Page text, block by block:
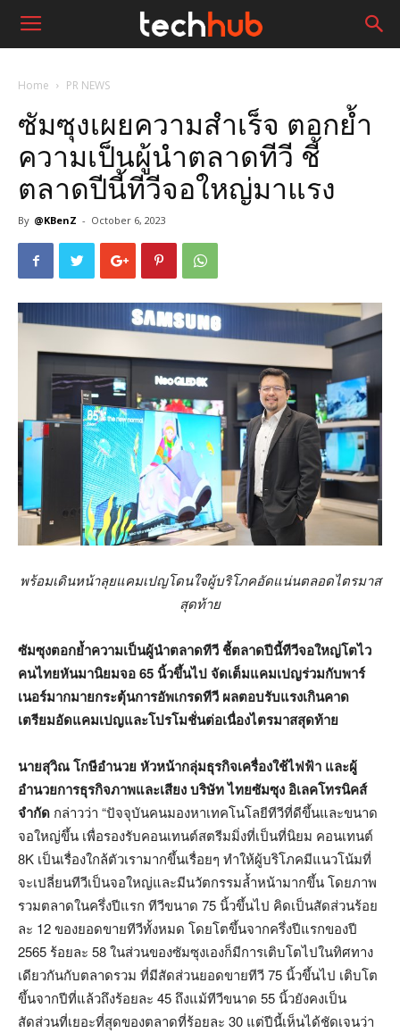
Home PR NEWS
ซัมซุงเผยความสำเร็จ ตอกย้ำ
ความเป็นผู้นำตลาดทีวี ชี้
ตลาดปีนี้ทีวีจอใหญ่มาแรง
By @KBenZ - October 6, 2023
พร้อมเดินหน้าลุยแคมเปญโดนใจผู้บริโภคอัดแน่นตลอดไตรมาส
สุดท้าย
ซัมซุงตอกย้ำความเป็นผู้นำตลาดทีวี ชี้ตลาดปีนี้ทีวีจอใหญ่โตไว
คนไทยหันมานิยมจอ 65 นิ้วขึ้นไป จัดเต็มแคมเปญร่วมกับพาร์
เนอร์มากมายกระตุ้นการอัพเกรดทีวี ผลตอบรับแรงเกินคาด
เตรียมอัดแคมเปญและโปรโมชั่นต่อเนื่องไตรมาสสุดท้าย
นายสุวิณ โกษีอำนวย หัวหน้ากลุ่มธุรกิจเครื่องใช้ไฟฟ้า และผู้
อำนวยการธุรกิจภาพและเสียง บริษัท ไทยซัมซุง อิเลคโทรนิคส์
จำกัด กล่าวว่า “ปัจจุบันคนมองหาเทคโนโลยีทีวีที่ดีขึ้นและขนาด
จอใหญ่ขึ้น เพื่อรองรับคอนเทนต์สตรีมมิ่งที่เป็นที่นิยม คอนเทนต์
8K เป็นเรื่องใกล้ตัวเรามากขึ้นเรื่อยๆ ทำให้ผู้บริโภคมีแนวโน้มที่
จะเปลี่ยนทีวีเป็นจอใหญ่และมีนวัตกรรมล้ำหน้ามากขึ้น โดยภาพ
รวมตลาดในครึ่งปีแรก ทีวีขนาด 75 นิ้วขึ้นไป คิดเป็นสัดส่วนร้อย
ละ 12 ของยอดขายทีวีทั้งหมด โดยโตขึ้นจากครึ่งปีแรกของปี
2565 ร้อยละ 58 ในส่วนของซัมซุงเองก็มีการเติบโตไปในทิศทาง
เดียวกันกับตลาดรวม ที่มีสัดส่วนยอดขายทีวี 75 นิ้วขึ้นไป เติบโต
ขึ้นจากปีที่แล้วถึงร้อยละ 45 ถึงแม้ทีวีขนาด 55 นิ้วยังคงเป็น
สัดส่วนที่เยอะที่สุดของตลาดที่ร้อยละ 30 แต่ปีนี้เห็นได้ชัดเจนว่า